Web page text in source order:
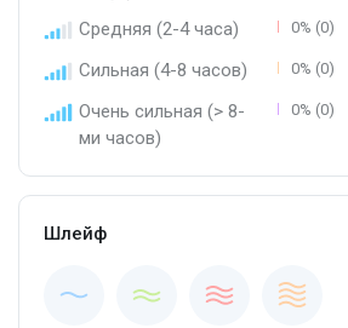
Средняя (2-4 часа) 0% (0)
Сильная (4-8 часов) 0% (0)
Очень сильная (> 8-
ми часов)
0% (0)
Шлейф